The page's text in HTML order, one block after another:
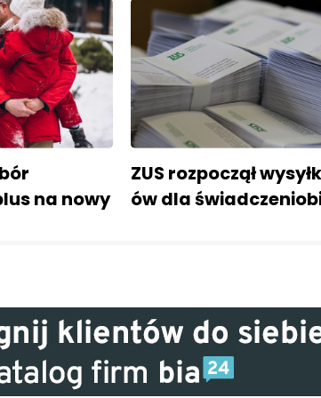
na nowy
ZUS rozpoczął
ów dla